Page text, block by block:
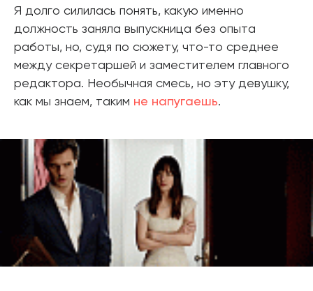
Я долго силилась понять, какую именно
должность заняла выпускница без опыта
работы, но, судя по сюжету, что-то среднее
между секретаршей и заместителем главного
редактора. Необычная смесь, но эту девушку,
как мы знаем, таким не напугаешь.